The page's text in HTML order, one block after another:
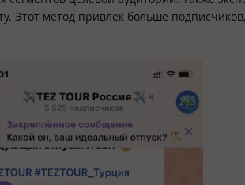
Этот метод привлек больше